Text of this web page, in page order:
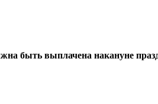
быть выплачена накануне